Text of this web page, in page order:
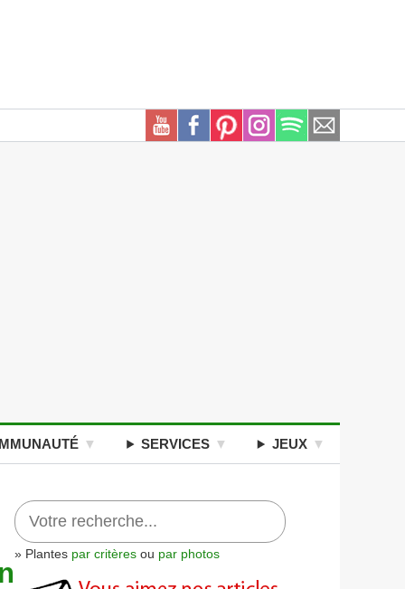
SERVICES JEUX
» Plantes par critères ou par photos